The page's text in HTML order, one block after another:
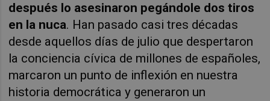
después lo asesinaron pegándole dos tiros
en la nuca. Han pasado casi tres décadas
desde aquellos días de julio que despertaron
la conciencia cívica de millones de españoles,
marcaron un punto de inflexión en nuestra
historia democrática y generaron un